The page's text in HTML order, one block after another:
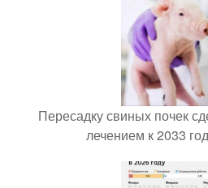
Пересадку свиных почек
лечением к 2033